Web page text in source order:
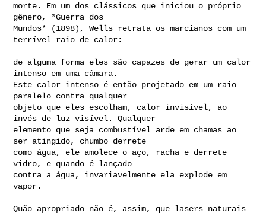
morte. Em um dos clássicos que iniciou o próprio
gênero, *Guerra dos
Mundos* (1898), Wells retrata os marcianos com um
terrível raio de calor:
de alguma forma eles são capazes de gerar um calor
intenso em uma câmara.
Este calor intenso é então projetado em um raio
paralelo contra qualquer
objeto que eles escolham, calor invisível, ao
invés de luz visível. Qualquer
elemento que seja combustível arde em chamas ao
ser atingido, chumbo derrete
como água, ele amolece o aço, racha e derrete
vidro, e quando é lançado
contra a água, invariavelmente ela explode em
vapor.
Quão apropriado não é, assim, que lasers naturais